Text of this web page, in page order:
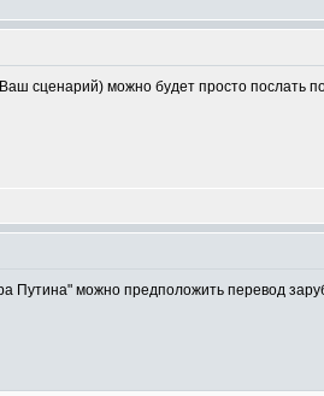
сценарий) можно будет просто послать
Путина" можно предположить перевод